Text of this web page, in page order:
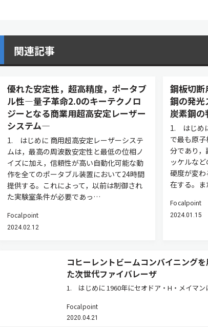
関連記事
優れた安定性，超高精度，ポータブ
ル性—量子革命2.0のキーテクノロ
ジーとなる商業用超高安定レーザー
システム—
1. はじめに 商用超高安定レーザーシステ
ムは，最高の周波数安定性と最低の位相ノ
イズに加え，信頼性が高い自動化可能な動
作を全てのポータブル装置において24時間
提供する。これによって，以前は制御され
た実験室条件が必要であっ…
Focalpoint
2024.02.12
鋼板切断
鋼の発光
炭素鋼の
1. はじめ
で最も原
分であり
ッケルなど
硬度が変
在する。
Focalpoint
2024.01.15
コヒーレントビームコンバイニングを
た次世代ファイバレーザ
1. はじめに 1960年にセオドア・H・メイマン
続けている。中でもファイバレーザが誕生して
は，その高いビーム品質によりレーザ加工は品
Focalpoint
2020.04.21